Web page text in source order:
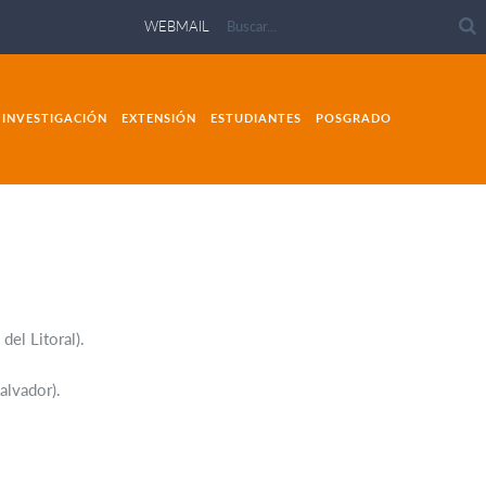
WEBMAIL
INVESTIGACIÓN EXTENSIÓN ESTUDIANTES POSGRADO
del Litoral).